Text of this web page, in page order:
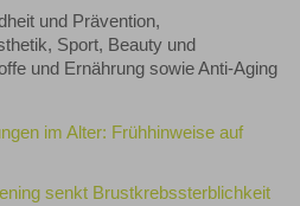
und Prävention,
Sport, Beauty und
und Ernährung sowie Anti-Aging
im Alter: Frühhinweise auf
senkt Brustkrebssterblichkeit